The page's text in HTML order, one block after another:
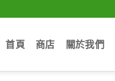
首頁 商店 關於我們